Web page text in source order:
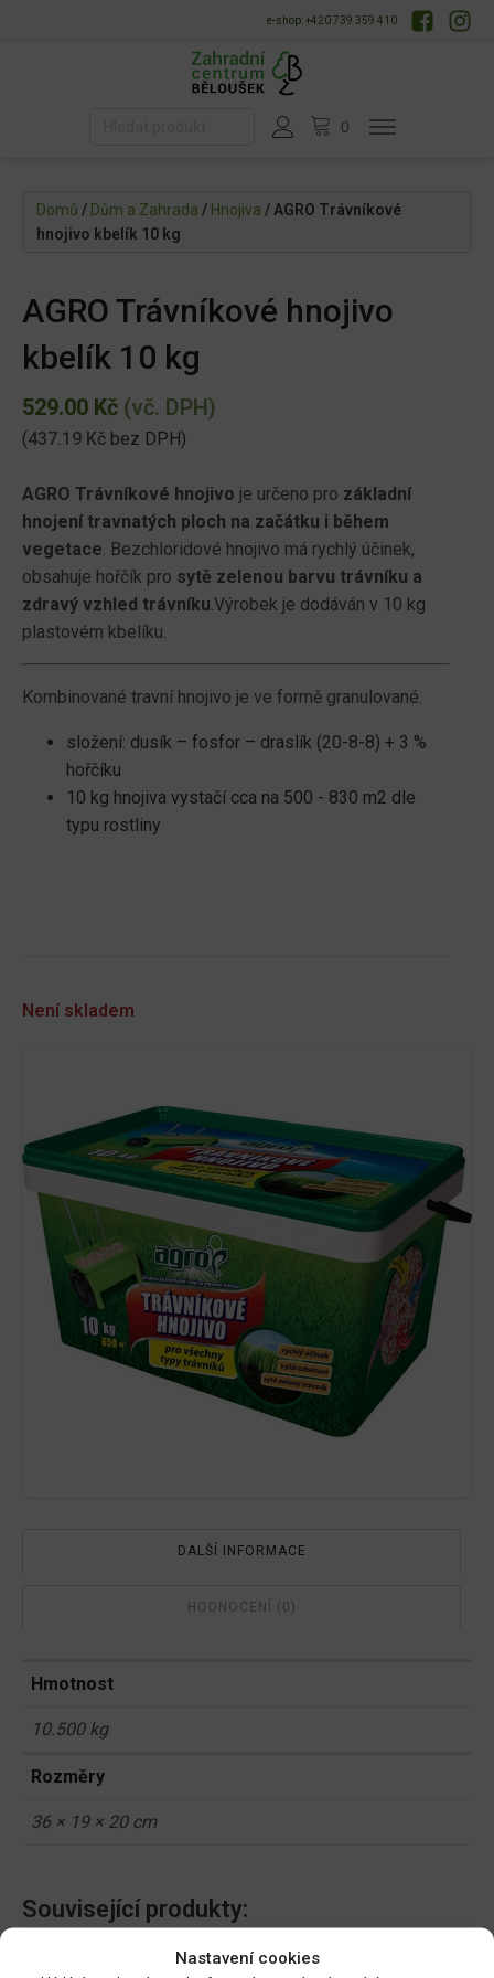
Nastavení cookies
e-shop: +420 739 359 410
Domů / Dům a Zahrada / Hnojiva / AGRO Trávníkové
hnojivo kbelík 10 kg
AGRO Trávníkové hnojivo
kbelík 10 kg
529.00 Kč (vč. DPH)
(437.19 Kč bez DPH)
AGRO Trávníkové hnojivo je určeno pro základní
hnojení travnatých ploch na začátku i během
vegetace. Bezchloridové hnojivo má rychlý účinek,
obsahuje hořčík pro sytě zelenou barvu trávníku a
zdravý vzhled trávníku.Výrobek je dodáván v 10 kg
plastovém kbelíku.
Kombinované travní hnojivo je ve formě granulované.
složení: dusík – fosfor – draslík (20-8-8) + 3 %
hořčíku
10 kg hnojiva vystačí cca na 500 - 830 m2 dle
typu rostliny
Není skladem
DALŠÍ INFORMACE
HODNOCENÍ (0)
Hmotnost
10.500 kg
Rozměry
36 × 19 × 20 cm
Související produkty:
Ekolist Vápník 250ml
NATURA Kapalné hnojivo